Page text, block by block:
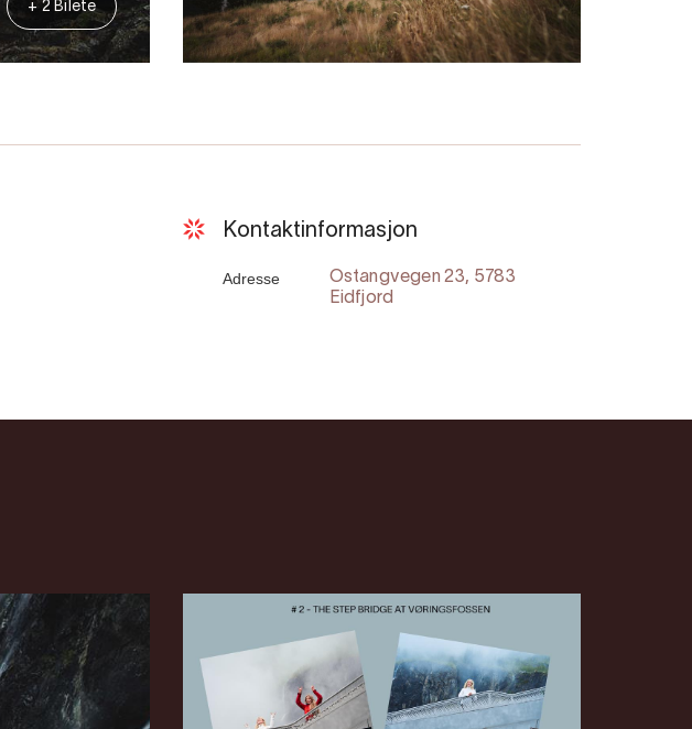
+ 2 Bilete
Kontaktinformasjon
Adresse
Ostangvegen 23, 5783
Eidfjord